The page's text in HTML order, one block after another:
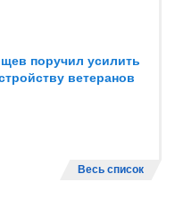
поручил усилить
ветеранов
Весь список